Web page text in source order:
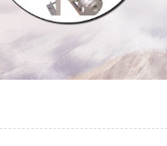
1 2